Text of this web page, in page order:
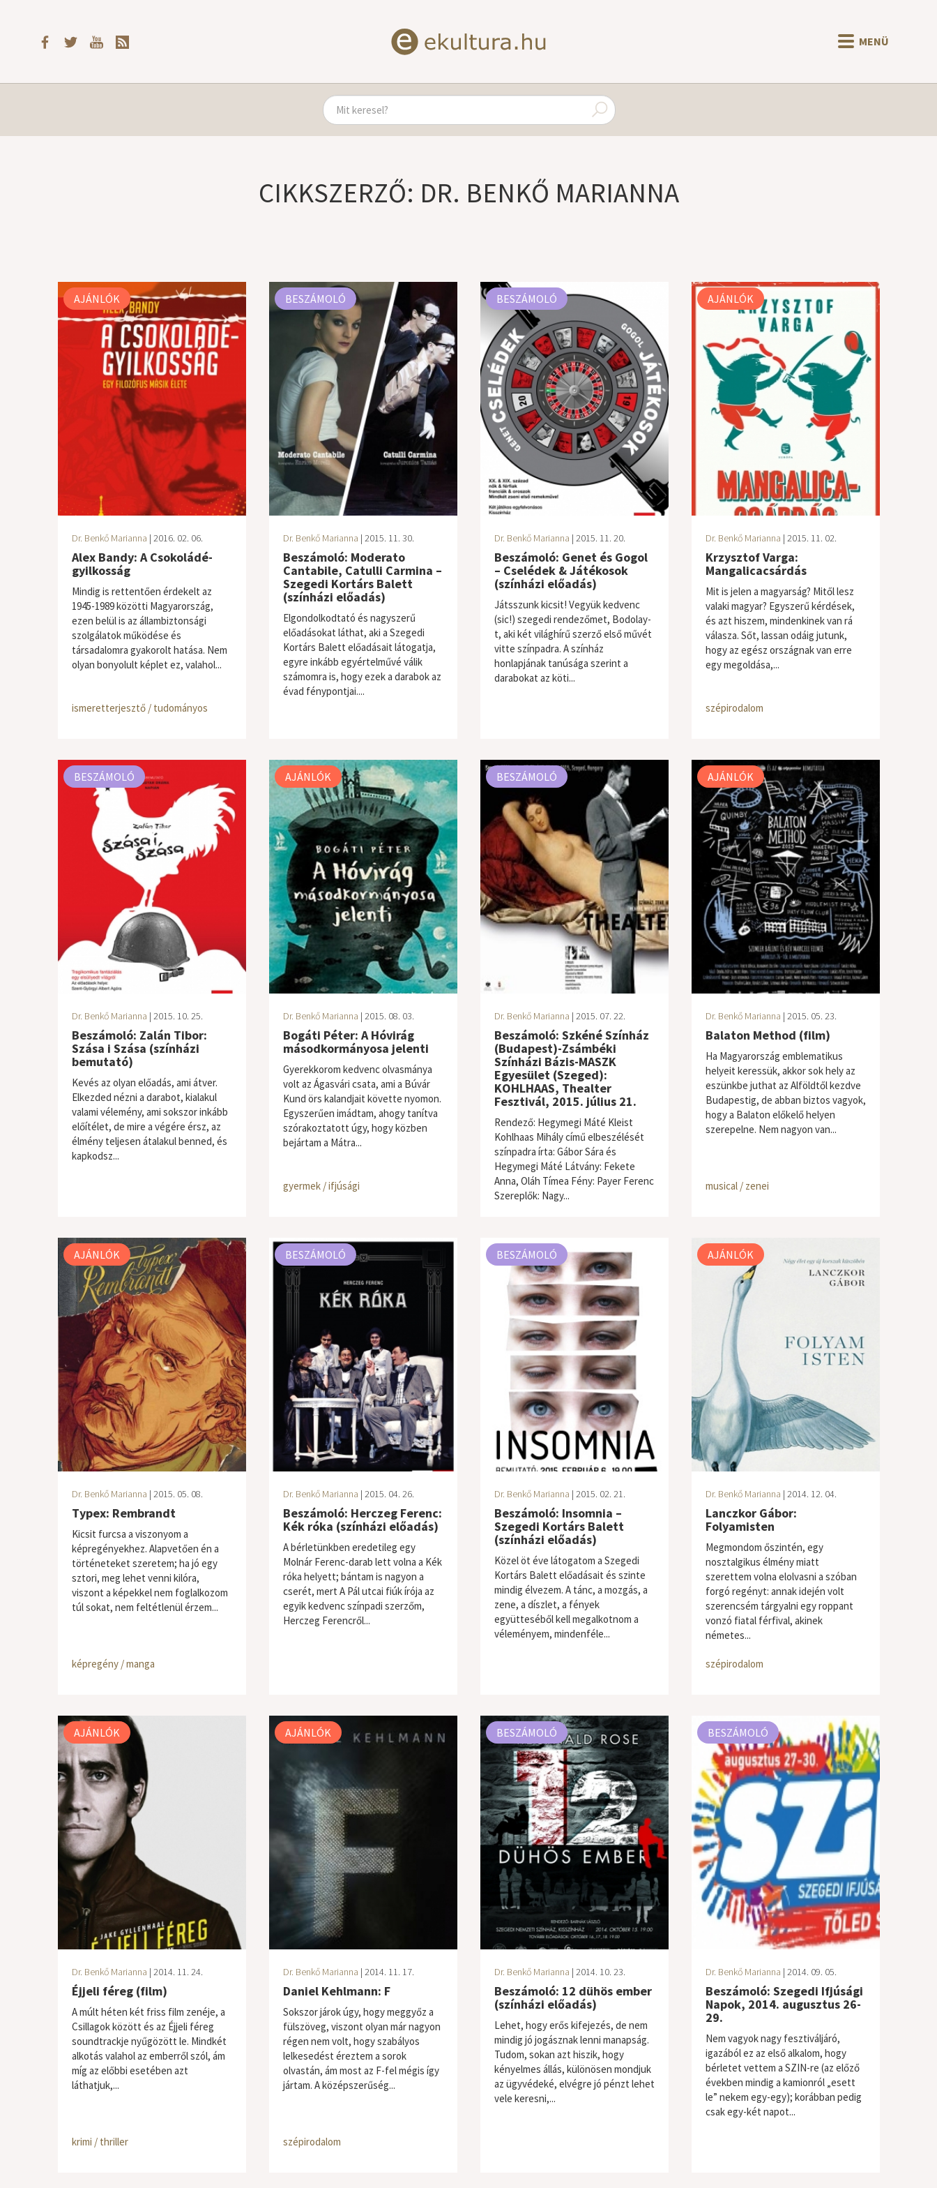
MENÜ
CIKKSZERZŐ: DR. BENKŐ MARIANNA
AJÁNLÓK
Dr. Benkő Marianna | 2016. 02. 06.
Alex Bandy: A Csokoládé-
gyilkosság
Mindig is rettentően érdekelt az
1945-1989 közötti Magyarország,
ezen belül is az állambiztonsági
szolgálatok működése és
társadalomra gyakorolt hatása. Nem
olyan bonyolult képlet ez, valahol...
ismeretterjesztő / tudományos
BESZÁMOLÓ
Dr. Benkő Marianna | 2015. 11. 30.
Beszámoló: Moderato
Cantabile, Catulli Carmina –
Szegedi Kortárs Balett
(színházi előadás)
Elgondolkodtató és nagyszerű
előadásokat láthat, aki a Szegedi
Kortárs Balett előadásait látogatja,
egyre inkább egyértelművé válik
számomra is, hogy ezek a darabok az
évad fénypontjai....
BESZÁMOLÓ
Dr. Benkő Marianna | 2015. 11. 20.
Beszámoló: Genet és Gogol
– Cselédek & Játékosok
(színházi előadás)
Játsszunk kicsit! Vegyük kedvenc
(sic!) szegedi rendezőmet, Bodolay-
t, aki két világhírű szerző első művét
vitte színpadra. A színház
honlapjának tanúsága szerint a
darabokat az köti...
AJÁNLÓK
Dr. Benkő Marianna | 2015. 11. 02.
Krzysztof Varga:
Mangalicacsárdás
Mit is jelen a magyarság? Mitől lesz
valaki magyar? Egyszerű kérdések,
és azt hiszem, mindenkinek van rá
válasza. Sőt, lassan odáig jutunk,
hogy az egész országnak van erre
egy megoldása,...
szépirodalom
BESZÁMOLÓ
Dr. Benkő Marianna | 2015. 10. 25.
Beszámoló: Zalán Tibor:
Szása i Szása (színházi
bemutató)
Kevés az olyan előadás, ami átver.
Elkezded nézni a darabot, kialakul
valami vélemény, ami sokszor inkább
előítélet, de mire a végére érsz, az
élmény teljesen átalakul benned, és
kapkodsz...
AJÁNLÓK
Dr. Benkő Marianna | 2015. 08. 03.
Bogáti Péter: A Hóvirág
másodkormányosa jelenti
Gyerekkorom kedvenc olvasmánya
volt az Ágasvári csata, ami a Búvár
Kund örs kalandjait követte nyomon.
Egyszerűen imádtam, ahogy tanítva
szórakoztatott úgy, hogy közben
bejártam a Mátra...
gyermek / ifjúsági
BESZÁMOLÓ
Dr. Benkő Marianna | 2015. 07. 22.
Beszámoló: Szkéné Színház
(Budapest)-Zsámbéki
Színházi Bázis-MASZK
Egyesület (Szeged):
KOHLHAAS, Thealter
Fesztivál, 2015. július 21.
Rendező: Hegymegi Máté Kleist
Kohlhaas Mihály című elbeszélését
színpadra írta: Gábor Sára és
Hegymegi Máté Látvány: Fekete
Anna, Oláh Tímea Fény: Payer Ferenc
Szereplők: Nagy...
AJÁNLÓK
Dr. Benkő Marianna | 2015. 05. 23.
Balaton Method (film)
Ha Magyarország emblematikus
helyeit keressük, akkor sok hely az
eszünkbe juthat az Alföldtől kezdve
Budapestig, de abban biztos vagyok,
hogy a Balaton előkelő helyen
szerepelne. Nem nagyon van...
musical / zenei
AJÁNLÓK
Dr. Benkő Marianna | 2015. 05. 08.
Typex: Rembrandt
Kicsit furcsa a viszonyom a
képregényekhez. Alapvetően én a
történeteket szeretem; ha jó egy
sztori, meg lehet venni kilóra,
viszont a képekkel nem foglalkozom
túl sokat, nem feltétlenül érzem...
képregény / manga
BESZÁMOLÓ
Dr. Benkő Marianna | 2015. 04. 26.
Beszámoló: Herczeg Ferenc:
Kék róka (színházi előadás)
A bérletünkben eredetileg egy
Molnár Ferenc-darab lett volna a Kék
róka helyett; bántam is nagyon a
cserét, mert A Pál utcai fiúk írója az
egyik kedvenc színpadi szerzőm,
Herczeg Ferencről...
BESZÁMOLÓ
Dr. Benkő Marianna | 2015. 02. 21.
Beszámoló: Insomnia –
Szegedi Kortárs Balett
(színházi előadás)
Közel öt éve látogatom a Szegedi
Kortárs Balett előadásait és szinte
mindig élvezem. A tánc, a mozgás, a
zene, a díszlet, a fények
együtteséből kell megalkotnom a
véleményem, mindenféle...
AJÁNLÓK
Dr. Benkő Marianna | 2014. 12. 04.
Lanczkor Gábor:
Folyamisten
Megmondom őszintén, egy
nosztalgikus élmény miatt
szerettem volna elolvasni a szóban
forgó regényt: annak idején volt
szerencsém tárgyalni egy roppant
vonzó fiatal férfival, akinek
németes...
szépirodalom
AJÁNLÓK
Dr. Benkő Marianna | 2014. 11. 24.
Éjjeli féreg (film)
A múlt héten két friss film zenéje, a
Csillagok között és az Éjjeli féreg
soundtrackje nyűgözött le. Mindkét
alkotás valahol az emberről szól, ám
míg az előbbi esetében azt
láthatjuk,...
krimi / thriller
AJÁNLÓK
Dr. Benkő Marianna | 2014. 11. 17.
Daniel Kehlmann: F
Sokszor járok úgy, hogy meggyőz a
fülszöveg, viszont olyan már nagyon
régen nem volt, hogy szabályos
lelkesedést éreztem a sorok
olvastán, ám most az F-fel mégis így
jártam. A középszerűség...
szépirodalom
BESZÁMOLÓ
Dr. Benkő Marianna | 2014. 10. 23.
Beszámoló: 12 dühös ember
(színházi előadás)
Lehet, hogy erős kifejezés, de nem
mindig jó jogásznak lenni manapság.
Tudom, sokan azt hiszik, hogy
kényelmes állás, különösen mondjuk
az ügyvédeké, elvégre jó pénzt lehet
vele keresni,...
BESZÁMOLÓ
Dr. Benkő Marianna | 2014. 09. 05.
Beszámoló: Szegedi Ifjúsági
Napok, 2014. augusztus 26-
29.
Nem vagyok nagy fesztiváljáró,
igazából ez az első alkalom, hogy
bérletet vettem a SZIN-re (az előző
években mindig a kamionról „esett
le” nekem egy-egy); korábban pedig
csak egy-két napot...